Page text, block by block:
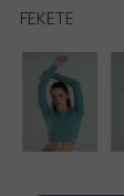
FEKETE